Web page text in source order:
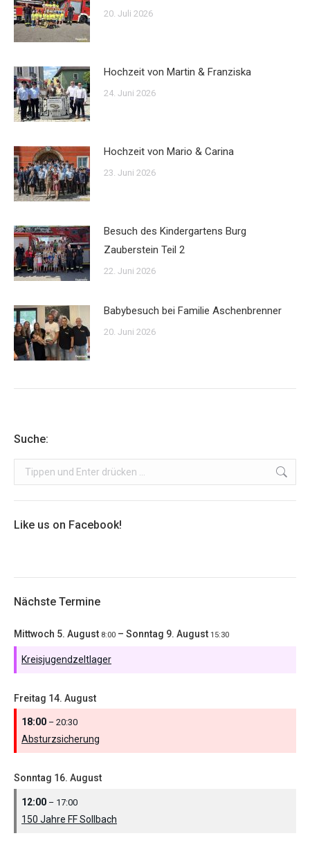
20. Juli 2026
Hochzeit von Martin & Franziska
24. Juni 2026
Hochzeit von Mario & Carina
23. Juni 2026
Besuch des Kindergartens Burg
Zauberstein Teil 2
22. Juni 2026
Babybesuch bei Familie Aschenbrenner
20. Juni 2026
Suche:
Search:
Like us on Facebook!
Nächste Termine
Mittwoch 5. August 8:00 – Sonntag 9. August 15:30
Kreisjugendzeltlager
Freitag 14. August
18:00 – 20:30
Absturzsicherung
Sonntag 16. August
12:00 – 17:00
150 Jahre FF Sollbach